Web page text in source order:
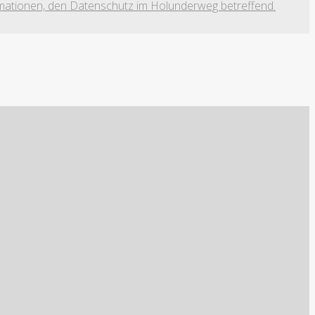
den Datenschutz im Holunderweg betreffend.